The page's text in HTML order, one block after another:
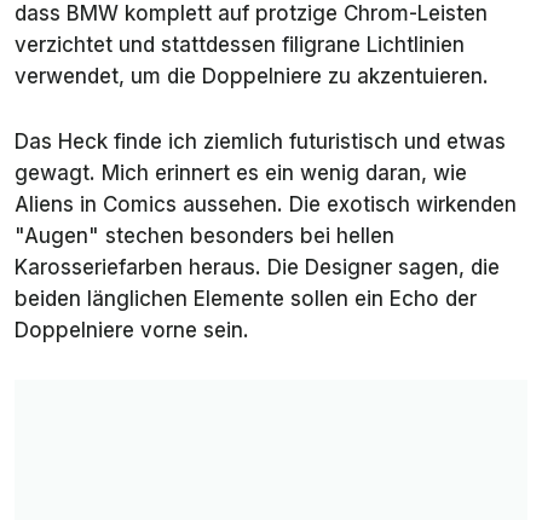
dass BMW komplett auf protzige Chrom-Leisten
verzichtet und stattdessen filigrane Lichtlinien
verwendet, um die Doppelniere zu akzentuieren.
Das Heck finde ich ziemlich futuristisch und etwas
gewagt. Mich erinnert es ein wenig daran, wie
Aliens in Comics aussehen. Die exotisch wirkenden
"Augen" stechen besonders bei hellen
Karosseriefarben heraus. Die Designer sagen, die
beiden länglichen Elemente sollen ein Echo der
Doppelniere vorne sein.